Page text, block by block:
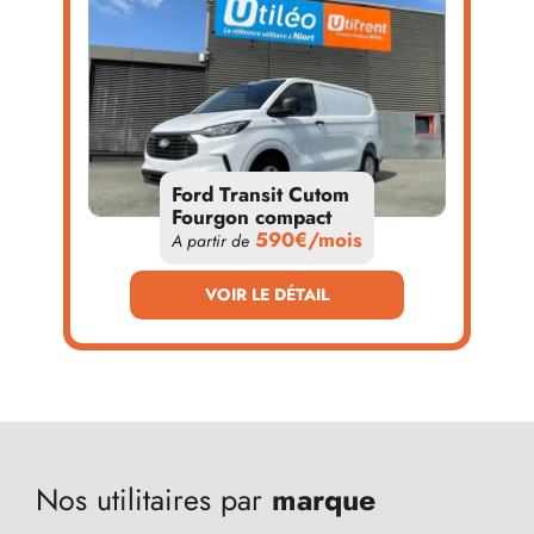
Ford Transit Cutom
Fourgon compact
A partir de 590€/mois
VOIR LE DÉTAIL
Nos utilitaires par marque